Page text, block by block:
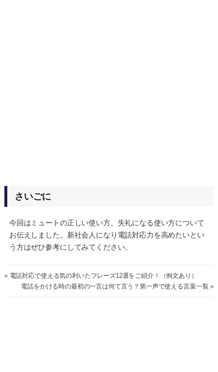
さいごに
今回はミュートの正しい使い方、失礼になる使い方について
お伝えしました。新社会人になり電話対応力を高めたいとい
う方はぜひ参考にしてみてください。
« 電話対応で使える気の利いたフレーズ12選をご紹介！（例文あり）
電話をかける時の最初の一言は何て言う？第一声で使える言葉一覧 »